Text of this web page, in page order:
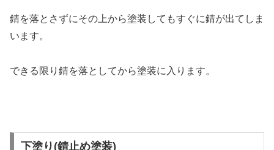
錆を落とさずにその上から塗装してもすぐに錆が出てしま
います。
できる限り錆を落としてから塗装に入ります。
下塗り(錆止め塗装)